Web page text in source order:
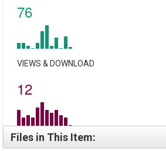
76
VIEWS & DOWNLOAD
12
Files in This Item: